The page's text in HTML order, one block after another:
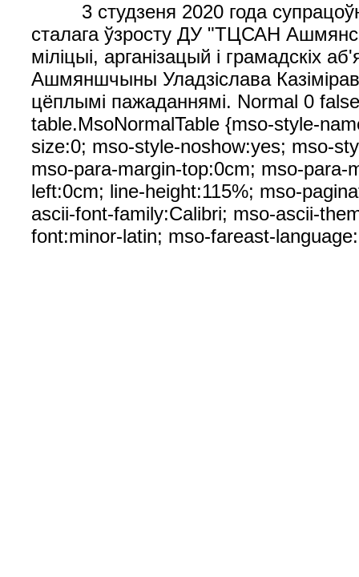
3 студзеня 2020 года
сталага ўзросту ДУ "ТЦСАН
міліцыі, арганізацый і грамадскіх
Ашмяншчыны Уладзіслава
цёплымі пажаданнямі. Normal 0
table.MsoNormalTable {mso-style-
size:0; mso-style-noshow:yes; mso-
mso-para-margin-top:0cm; mso-
left:0cm; line-height:115%; mso-
ascii-font-family:Calibri; mso-ascii-
font:minor-latin; mso-fareast-